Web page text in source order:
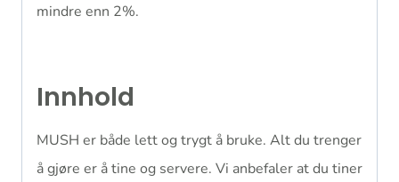
mindre enn 2%.
Innhold
MUSH er både lett og trygt å bruke. Alt du trenger
å gjøre er å tine og servere. Vi anbefaler at du tiner